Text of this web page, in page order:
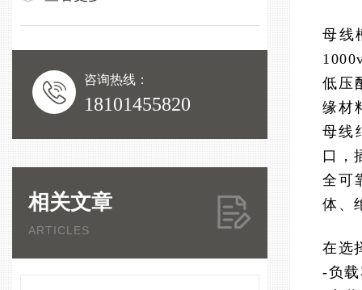
咨询热线：
18101455820
相关文章
ARTICLES
母线
低压
缘材
母线
口，
全可
体、
在选
-负